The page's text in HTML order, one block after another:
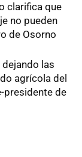
clarifica que
no pueden
de Osorno
las
agrícola del
presidente de